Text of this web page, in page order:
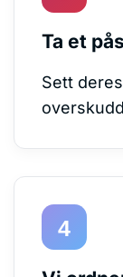
Ta et
Sett